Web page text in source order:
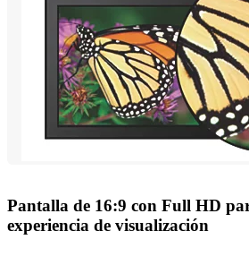
Pantalla de 16:9 con Full HD
experiencia de visualización